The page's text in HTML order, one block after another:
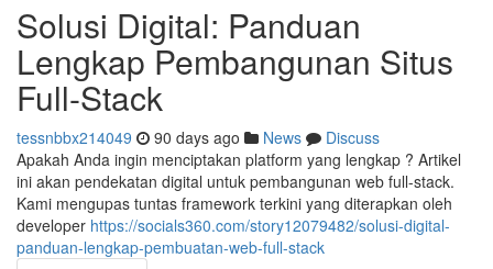
Solusi Digital: Panduan
Lengkap Pembangunan Situs
Full-Stack
tessnbbx214049 90 days ago News
Discuss
Apakah Anda ingin menciptakan platform yang lengkap ? Artikel
ini akan pendekatan digital untuk pembangunan web full-stack.
Kami mengupas tuntas framework terkini yang diterapkan oleh
developer https://socials360.com/story12079482/solusi-digital-
panduan-lengkap-pembuatan-web-full-stack